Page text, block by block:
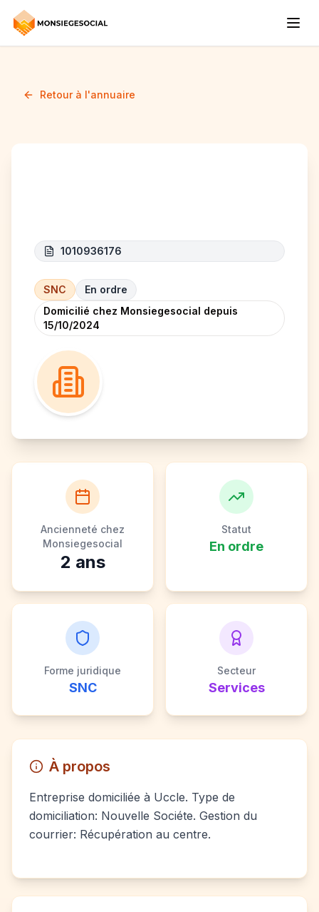
Retour à l'annuaire
1010936176
SNC
En ordre
Domicilié chez Monsiegesocial depuis
15/10/2024
Ancienneté chez
Monsiegesocial
2 ans
Statut
En ordre
Forme juridique
SNC
Secteur
Services
À propos
Entreprise domiciliée à Uccle. Type de
domiciliation: Nouvelle Sociéte. Gestion du
courrier: Récupération au centre.